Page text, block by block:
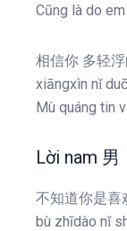
Cũng là do
相信你 多轻
xiāngxìn nǐ
Mù quáng tin
Lời nam 男
不知道你是喜
bù zhīdào nǐ